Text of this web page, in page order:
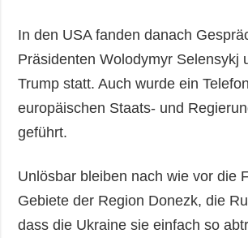
In den USA fanden danach
Präsidenten Wolodymyr Selensykj
Trump statt. Auch wurde ein
europäischen Staats- und
geführt.
Unlösbar bleiben nach wie vor die
Gebiete der Region Donezk, die
dass die Ukraine sie einfach so